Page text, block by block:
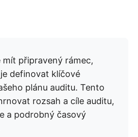
mít připravený rámec,
definovat klíčové
plánu auditu. Tento
rozsah a cíle auditu,
a podrobný časový